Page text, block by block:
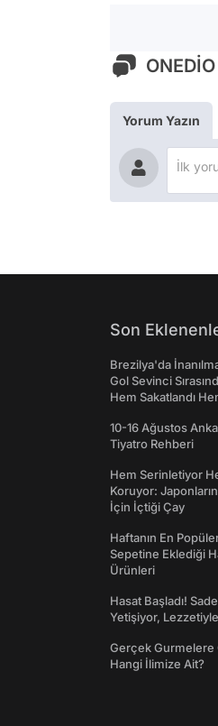
Yorum Yazın
Son
Brezilya'da
Gol Sevinci
Hem Sakatlandı
10-16 Ağustos
Tiyatro Rehberi
Hem Serinletiyor
Koruyor:
İçin İçtiği Çay
Haftanın En
Sepetine Eklediği
Ürünleri
Hasat Başladı!
Yetişiyor,
Gerçek Gurmelere
Hangi İlimize Ait?